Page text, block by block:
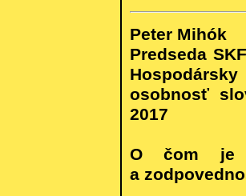
Peter Mihók
Predseda
osobnosť
2017
O čom je
a